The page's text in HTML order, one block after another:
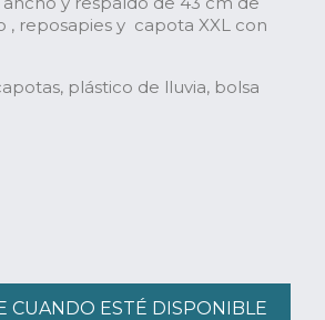
reposapies y capota XXL con
plástico de lluvia, bolsa
CUANDO ESTÉ DISPONIBLE